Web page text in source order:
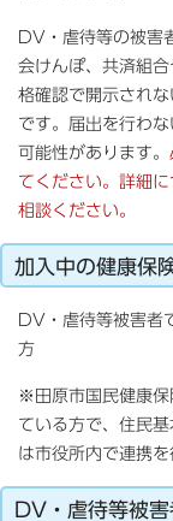
DV・虐待等の被害
会けんぽ、共済組
格確認で開示され
です。届出を行わ
可能性があります。
てください。詳細
相談ください。
加入中の健康保
DV・虐待等被害者
方
※田原市国民健康保
ている方で、住民
は市役所内で連携を
DV・虐待等被